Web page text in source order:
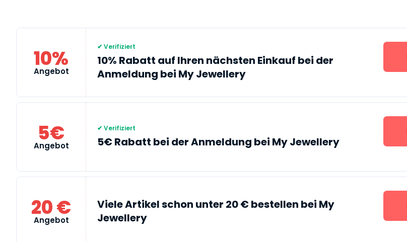
10%
Angebot
✔ Verifiziert
10% Rabatt auf Ihren nächsten Einkauf bei der
Anmeldung bei My Jewellery
5€
Angebot
✔ Verifiziert
5€ Rabatt bei der Anmeldung bei My Jewellery
20 €
Angebot
Viele Artikel schon unter 20 € bestellen bei My
Jewellery